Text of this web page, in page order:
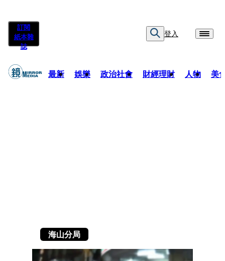
訂閱
紙本雜
誌
登入
最新 娛樂 政治社會 財經理財 人物 美
海山分局